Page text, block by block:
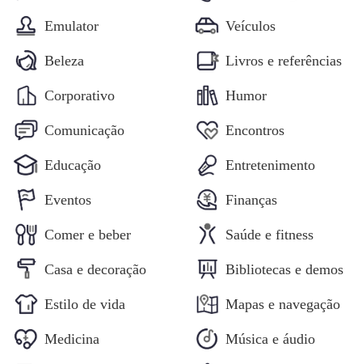
Emulator Veículos
Beleza Livros e referências
Corporativo Humor
Comunicação Encontros
Educação Entretenimento
Eventos Finanças
Comer e beber Saúde e fitness
Casa e decoração Bibliotecas e demos
Estilo de vida Mapas e navegação
Medicina Música e áudio